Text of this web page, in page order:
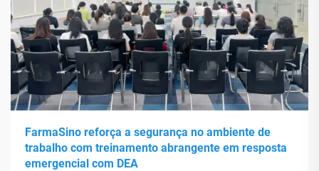
FarmaSino reforça a segurança no ambiente de
trabalho com treinamento abrangente em resposta
emergencial com DEA